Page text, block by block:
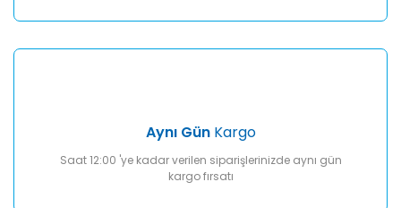
Aynı GünKargo
Saat 12:00 'ye kadar verilen siparişlerinizde aynı gün
kargo fırsatı